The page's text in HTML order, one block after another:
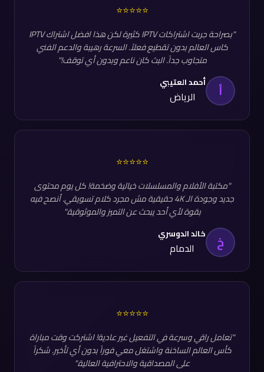
⭐⭐⭐⭐⭐
"بصراحة جربت اشتراكات IPTV كثيرة لكن هذا افضل اشتراك IPTV
كاس العالم بدون تقطيع فعلاً. السرعة رهيبة والدعم الفني
متجاوب جداً. البث كان ناعم وبدون أي توقف!"
أ أحمد العتيبي
الرياض
⭐⭐⭐⭐⭐
"مكتبة الأفلام والمسلسلات خيالية وضخمة! كل يوم محتوى
جديد وجودة الـ 4K حقيقية مش مجرد كلام تسويقي. أنصح فيه
بقوة لأي أحد يبحث عن التميز والموثوقية."
خ خالد الدوسري
الدمام
⭐⭐⭐⭐⭐
"تعامل راقي وسرعة في التفعيل غير عادية! اشتركت وقت مباراة
كأس العالم الساخنة واشتغل معي فوراً بدون أي تأخير. شكراً
على المصداقية والاحترافية العالية."